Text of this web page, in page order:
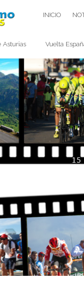
INICIO
Asturias Vuelta